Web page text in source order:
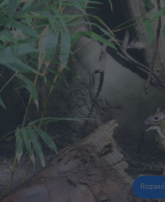
Rozwiń